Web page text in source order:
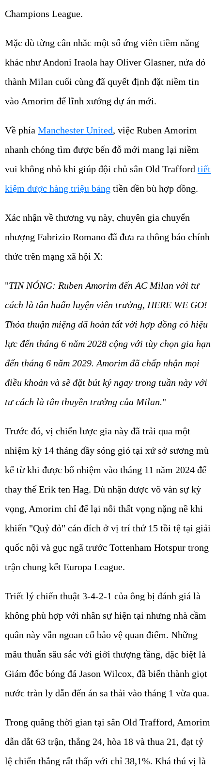
Champions League.
Mặc dù từng cân nhắc một số ứng viên tiềm năng
khác như Andoni Iraola hay Oliver Glasner, nửa đỏ
thành Milan cuối cùng đã quyết định đặt niềm tin
vào Amorim để lĩnh xướng dự án mới.
Về phía Manchester United, việc Ruben Amorim
nhanh chóng tìm được bến đỗ mới mang lại niềm
vui không nhỏ khi giúp đội chủ sân Old Trafford tiết
kiệm được hàng triệu bảng tiền đền bù hợp đồng.
Xác nhận về thương vụ này, chuyên gia chuyển
nhượng Fabrizio Romano đã đưa ra thông báo chính
thức trên mạng xã hội X:
"TIN NÓNG: Ruben Amorim đến AC Milan với tư
cách là tân huấn luyện viên trưởng, HERE WE GO!
Thỏa thuận miệng đã hoàn tất với hợp đồng có hiệu
lực đến tháng 6 năm 2028 cộng với tùy chọn gia hạn
đến tháng 6 năm 2029. Amorim đã chấp nhận mọi
điều khoản và sẽ đặt bút ký ngay trong tuần này với
tư cách là tân thuyền trưởng của Milan."
Trước đó, vị chiến lược gia này đã trải qua một
nhiệm kỳ 14 tháng đầy sóng gió tại xứ sở sương mù
kể từ khi được bổ nhiệm vào tháng 11 năm 2024 để
thay thế Erik ten Hag. Dù nhận được vô vàn sự kỳ
vọng, Amorim chỉ để lại nỗi thất vọng nặng nề khi
khiến "Quỷ đỏ" cán đích ở vị trí thứ 15 tồi tệ tại giải
quốc nội và gục ngã trước Tottenham Hotspur trong
trận chung kết Europa League.
Triết lý chiến thuật 3-4-2-1 của ông bị đánh giá là
không phù hợp với nhân sự hiện tại nhưng nhà cầm
quân này vẫn ngoan cố bảo vệ quan điểm. Những
mâu thuẫn sâu sắc với giới thượng tầng, đặc biệt là
Giám đốc bóng đá Jason Wilcox, đã biến thành giọt
nước tràn ly dẫn đến án sa thải vào tháng 1 vừa qua.
Trong quãng thời gian tại sân Old Trafford, Amorim
dẫn dắt 63 trận, thắng 24, hòa 18 và thua 21, đạt tỷ
lệ chiến thắng rất thấp với chỉ 38,1%. Khá thú vị là